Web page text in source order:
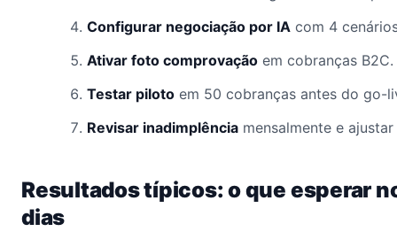
Configurar negociação por IA com 4
Ativar foto comprovação em cobranças B2C.
Testar piloto em 50 cobranças antes do go-
Revisar inadimplência mensalmente e
Resultados típicos: o que esperar
dias